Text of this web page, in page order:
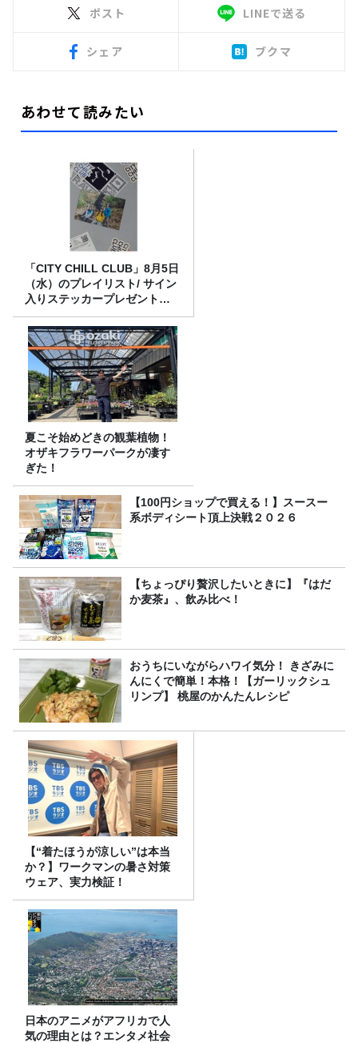
ポスト LINEで送る
シェア ブクマ
あわせて読みたい
「CITY CHILL CLUB」8月5日
（水）のプレイリスト/ サイン
入りステッカープレゼント有
り
夏こそ始めどきの観葉植物！
オザキフラワーパークが凄す
ぎた！
【100円ショップで買える！】スースー
系ボディシート頂上決戦２０２６
【ちょっぴり贅沢したいときに】『はだ
か麦茶』、飲み比べ！
おうちにいながらハワイ気分！ きざみに
んにくで簡単！本格！【ガーリックシュ
リンプ】 桃屋のかんたんレシピ
【“着たほうが涼しい”は本当
か？】ワークマンの暑さ対策
ウェア、実力検証！
日本のアニメがアフリカで人
気の理由とは？エンタメ社会